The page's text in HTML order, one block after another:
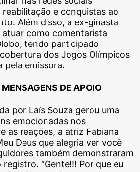
e conquistas ao
Além disso, a ex-ginasta
atuar como comentarista
tendo participado
dos Jogos Olímpicos
pela emissora.
DE APOIO
por Laís Souza gerou uma
emocionadas nos
as reações, a atriz Fabiana
Deus que alegria ver você
também demonstraram
“Gente!!! Por que eu